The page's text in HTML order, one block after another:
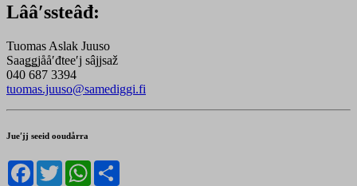
Lââʹssteâđ:
Tuomas Aslak Juuso
Saaǥǥjååʹđteeʹj sâjjsaž
040 687 3394
tuomas.juuso@samediggi.fi
Jueʹjj seeid ooudårra
Facebook
TwitterWhatsApp